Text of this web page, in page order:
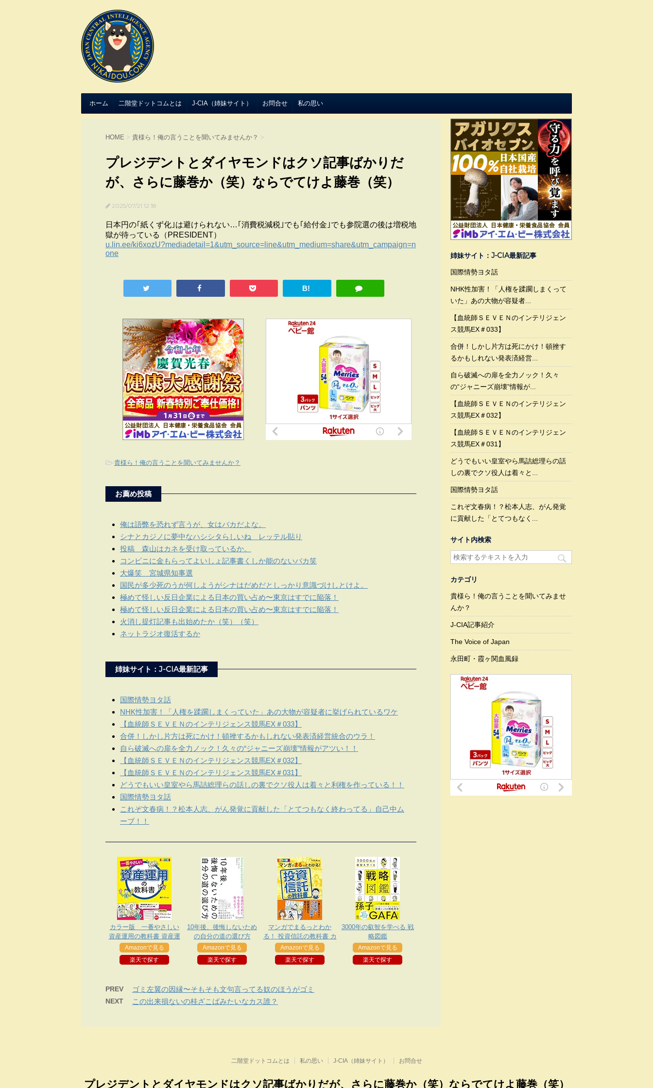
ホーム 二階堂ドットコムとは J-CIA（姉妹サイト） お問合せ 私の思い
HOME > 貴様ら！俺の言うことを聞いてみませんか？ >
プレジデントとダイヤモンドはクソ記事ばかりだ
が、さらに藤巻か（笑）ならでてけよ藤巻（笑）
2025/07/21 12:18
日本円の｢紙くず化｣は避けられない…｢消費税減税｣でも｢給付金｣でも参院選の後は増税地
獄が待っている（PRESIDENT）
u.lin.ee/ki6xozU?mediadetail=1&utm_source=line&utm_medium=share&utm_campaign=n
one
B!
-貴様ら！俺の言うことを聞いてみませんか？
お薦め投稿
俺は語弊を恐れず言うが、女はバカだよな。
シナとカジノに夢中なハシシタらしいね レッテル貼り
投稿 森山はカネを受け取っているか。
コンビニに金もらってよいしょ記事書くしか能のないバカ笑
大爆笑 宮城県知事選
国民が多少死のうが何しようがシナはだめだとしっかり意識づけしとけよ。
極めて怪しい反日企業による日本の買い占め〜東京はすでに陥落！
極めて怪しい反日企業による日本の買い占め〜東京はすでに陥落！
火消し提灯記事も出始めたか（笑）（笑）
ネットラジオ復活するか
姉妹サイト：J-CIA最新記事
国際情勢ヨタ話
NHK性加害！「人権を蹂躙しまくっていた」あの大物が容疑者に挙げられているワケ
【血統師ＳＥＶＥＮのインテリジェンス競馬EX＃033】
合併！しかし片方は死にかけ！頓挫するかもしれない発表済経営統合のウラ！
自ら破滅への扉を全力ノック！久々の“ジャニーズ崩壊”情報がアツい！！
【血統師ＳＥＶＥＮのインテリジェンス競馬EX＃032】
【血統師ＳＥＶＥＮのインテリジェンス競馬EX＃031】
どうでもいい皇室やら馬詰総理らの話しの裏でクソ役人は着々と利権を作っている！！
国際情勢ヨタ話
これぞ文春病！？松本人志、がん発覚に貢献した「とてつもなく終わってる」自己中ム
ーブ！！
カラー版 一番やさしい
資産運用の教科書 資産運
用勉強シリーズ
Amazonで見る
楽天で探す
10年後、後悔しないため
の自分の道の選び方
Amazonで見る
楽天で探す
マンガでまるっとわか
る！ 投資信託の教科書 カ
ラー版 資産運用勉強シリ
ーズ
Amazonで見る
楽天で探す
3000年の叡智を学べる 戦
略図鑑
Amazonで見る
楽天で探す
PREV ゴミ左翼の因縁〜そもそも文句言ってる奴のほうがゴミ
NEXT この出来損ないの桂ざこばみたいなカス誰？
姉妹サイト：J-CIA最新記事
国際情勢ヨタ話
NHK性加害！「人権を蹂躙しまくって
いた」あの大物が容疑者...
【血統師ＳＥＶＥＮのインテリジェン
ス競馬EX＃033】
合併！しかし片方は死にかけ！頓挫す
るかもしれない発表済経営...
自ら破滅への扉を全力ノック！久々
の“ジャニーズ崩壊”情報が...
【血統師ＳＥＶＥＮのインテリジェン
ス競馬EX＃032】
【血統師ＳＥＶＥＮのインテリジェン
ス競馬EX＃031】
どうでもいい皇室やら馬詰総理らの話
しの裏でクソ役人は着々と...
国際情勢ヨタ話
これぞ文春病！？松本人志、がん発覚
に貢献した「とてつもなく...
サイト内検索
カテゴリ
貴様ら！俺の言うことを聞いてみませ
んか？
J-CIA記事紹介
The Voice of Japan
永田町・霞ヶ関血風録
二階堂ドットコムとは 私の思い J-CIA（姉妹サイト） お問合せ
プレジデントとダイヤモンドはクソ記事ばかりだが、さらに藤巻か（笑）ならでてけよ藤巻（笑）